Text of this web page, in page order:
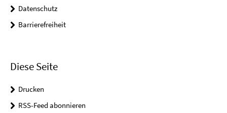
Datenschutz
Barrierefreiheit
Diese Seite
Drucken
RSS-Feed abonnieren